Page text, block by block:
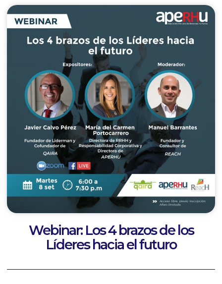
Webinar: Los 4 brazos de los
Líderes hacia el futuro